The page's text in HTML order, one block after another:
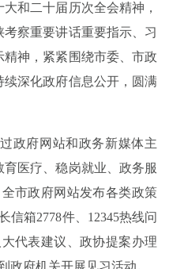
大和二十届 历次全会精神，
察重要讲话重要指示、习
精神，紧紧围绕市委、 市政
续深化政府信息公开，圆满
政府网站和政务新媒体主
医疗、稳岗就业、政务服
市政府网站发布各类政策
信箱2778件、 12345热线问
代表建议、政协提案办理
政府机关开展见习活动。